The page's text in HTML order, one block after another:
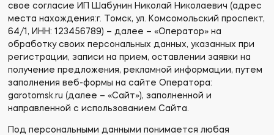
свое согласие ИП Шабунин Николай Николаевич (адрес
места нахождения:г. Томск, ул. Комсомольский проспект,
64/1, ИНН: 123456789) – далее – «Оператор» на
обработку своих персональных данных, указанных при
регистрации, записи на прием, оставлении заявки на
получение предложения, рекламной информации, путем
заполнения веб-формы на сайте Оператора:
garotomsk.ru (далее – «Сайт»), заполненной и
направленной с использованием Сайта.
Под персональными данными понимается любая